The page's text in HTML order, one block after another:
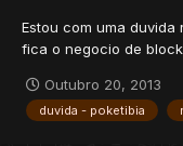
Estou com uma duvida
fica o negocio de
Outubro 20, 2013
duvida - poketibia